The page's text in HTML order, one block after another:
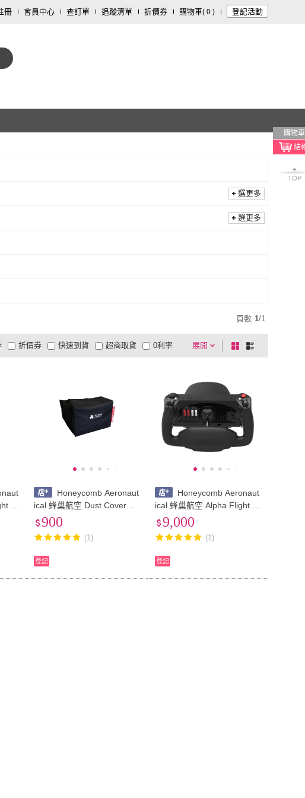
冊 會員中心 查訂單 追蹤清單 折價券 購物車( 0 ) 登記活動
購物車
TOP
選更多
選更多
頁數 1/1
展開
折價券
有影片
商品有量 電視購物
快速到貨 超商取貨
配
0利率
棋
盤
列
C
Honeycomb Aeronaut
ical 蜂巢航空 Dust Cover 專
用防塵套 防塵罩
900
(1)
登記
Honeycomb Aeronaut
ical 蜂巢航空 Alpha Flight C
ontrol 飛行控制器
9,000
(1)
登記